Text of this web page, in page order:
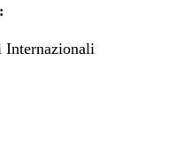
Internazionali